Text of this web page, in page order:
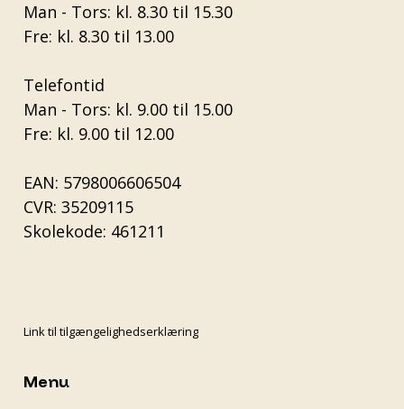
Man - Tors: kl. 8.30 til 15.30
Fre: kl. 8.30 til 13.00
Telefontid
Man - Tors: kl. 9.00 til 15.00
Fre: kl. 9.00 til 12.00
EAN: 5798006606504
CVR: 35209115
Skolekode: 461211
Link til tilgængelighedserklæring
Menu